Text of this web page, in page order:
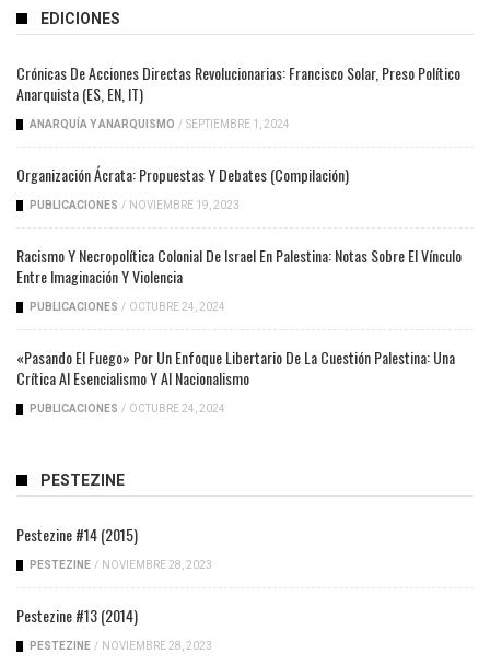
EDICIONES
Crónicas De Acciones Directas Revolucionarias: Francisco Solar, Preso Político
Anarquista (ES, EN, IT)
ANARQUÍA Y ANARQUISMO / SEPTIEMBRE 1, 2024
Organización Ácrata: Propuestas Y Debates (compilación)
PUBLICACIONES / NOVIEMBRE 19, 2023
Racismo Y Necropolítica Colonial De Israel En Palestina: Notas Sobre El Vínculo
Entre Imaginación Y Violencia
PUBLICACIONES / OCTUBRE 24, 2024
«Pasando El Fuego» Por Un Enfoque Libertario De La Cuestión Palestina: Una
Crítica Al Esencialismo Y Al Nacionalismo
PUBLICACIONES / OCTUBRE 24, 2024
PESTEZINE
Pestezine #14 (2015)
PESTEZINE / NOVIEMBRE 28, 2023
Pestezine #13 (2014)
PESTEZINE / NOVIEMBRE 28, 2023